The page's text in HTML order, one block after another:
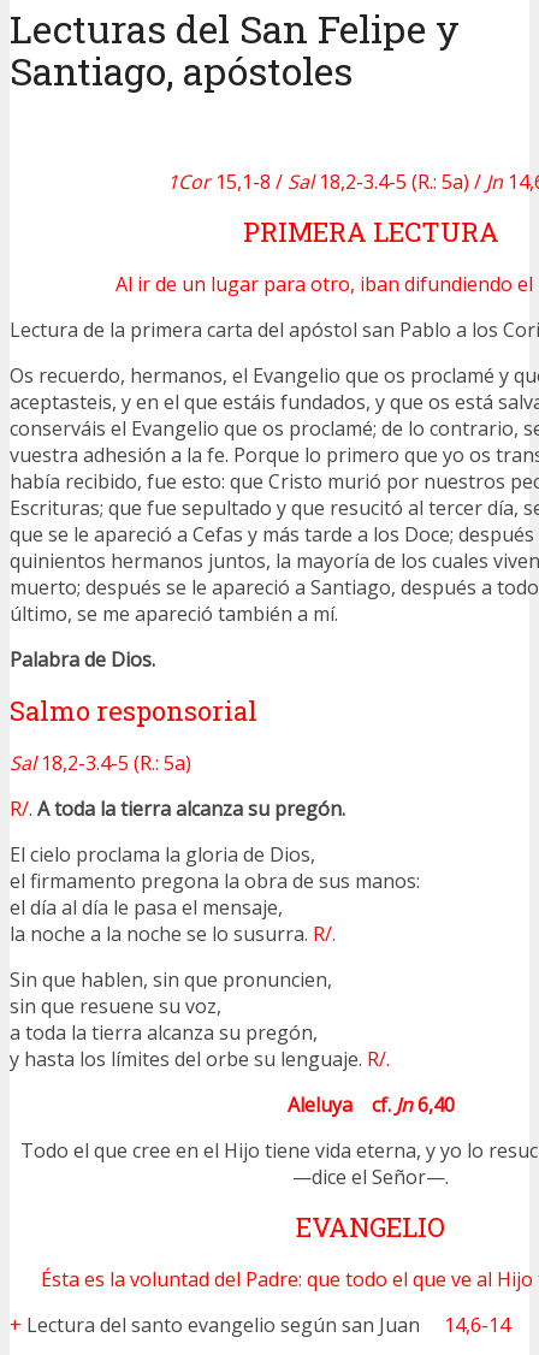
Lecturas del San Felipe y
Santiago, apóstoles
1Cor15,1-8 / Sal18,2-3.4-5 (R.: 5a) / Jn
PRIMERA LECTURA
Al ir de un lugar para otro, iban difundiendo el
Lectura de la primera carta del apóstol san Pablo a los
Os recuerdo, hermanos, el Evangelio que os proclamé y
aceptasteis, y en el que estáis fundados, y que os está
conserváis el Evangelio que os proclamé; de lo contrario,
vuestra adhesión a la fe. Porque lo primero que yo os
había recibido, fue esto: que Cristo murió por nuestros
Escrituras; que fue sepultado y que resucitó al tercer día,
que se le apareció a Cefas y más tarde a los Doce;
quinientos hermanos juntos, la mayoría de los cuales
muerto; después se le apareció a Santiago, después a
último, se me apareció también a mí.
Palabra de Dios.
Salmo responsorial
Sal18,2-3.4-5 (R.: 5a)
R/. A toda la tierra alcanza su pregón.
El cielo proclama la gloria de Dios,
el firmamento pregona la obra de sus manos:
el día al día le pasa el mensaje,
la noche a la noche se lo susurra. R/.
Sin que hablen, sin que pronuncien,
sin que resuene su voz,
a toda la tierra alcanza su pregón,
y hasta los límites del orbe su lenguaje. R/.
Aleluya cf. Jn6,40
Todo el que cree en el Hijo tiene vida eterna, y yo lo
—dice el Señor—.
EVANGELIO
Ésta es la voluntad del Padre: que todo el que ve al
+ Lectura del santo evangelio según san Juan 14,6-14